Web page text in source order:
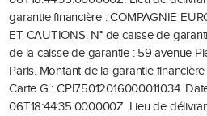
garantie financière : COMPAGNIE
ET CAUTIONS. N° de caisse de
de la caisse de garantie : 59 avenue
Paris. Montant de la garantie
Carte G : CPI75012016000011034.
06T18:44:35.000000Z. Lieu de